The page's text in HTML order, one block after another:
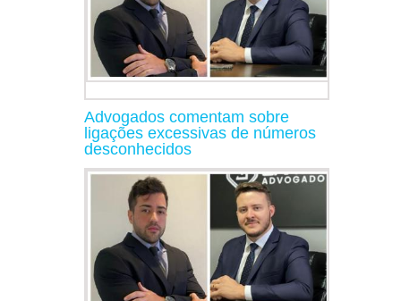
Advogados comentam sobre
ligações excessivas de números
desconhecidos